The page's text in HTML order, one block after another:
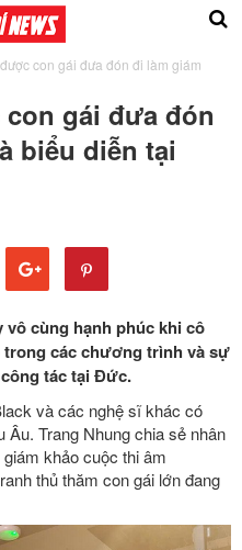
con gái đưa đón đi làm giám
gái đưa đón
biểu diễn tại
vô cùng hạnh phúc khi cô
các chương trình và sự
tác tại Đức.
và các nghệ sĩ khác có
Trang Nhung chia sẻ nhân
khảo cuộc thi âm
thủ thăm con gái lớn đang